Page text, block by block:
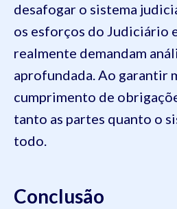
desafogar o sistema
os esforços do Judiciário
realmente demandam
aprofundada. Ao garantir
cumprimento de
tanto as partes quanto o
todo.
Conclusão